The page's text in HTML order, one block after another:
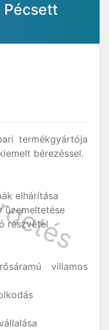
Pécsett
termékgyártója
bérezéssel.
elhárítása
üzemeltetése
részvétel
villamos